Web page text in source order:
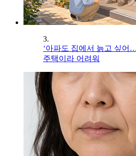
3.
‘아파도 집에서 늙고 싶어
주택이라 어려워